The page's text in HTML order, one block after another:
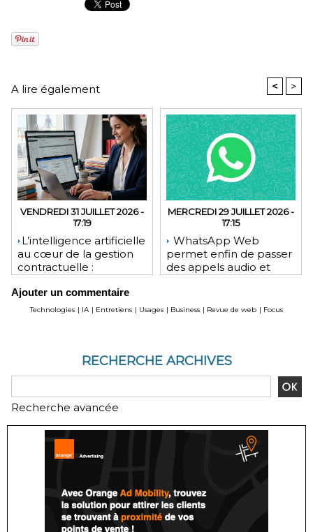
A lire également < >
VENDREDI 31 JUILLET 2026 -
17:19
​L’intelligence artificielle
au cœur de la gestion
contractuelle :
pour les juristes ?
MERCREDI 29 JUILLET 2026 -
17:15
WhatsApp Web
permet enfin de passer
des appels audio et
Ajouter un commentaire
Technologies | IA | Entretiens | Usages | Business | Revue de web | Focus
RECHERCHE ARCHIVES
Recherche avancée